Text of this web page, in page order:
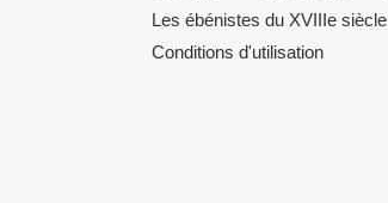
Les ébénistes du XVIIIe siècle
Conditions d'utilisation